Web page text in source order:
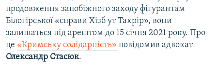
Усі сайти RFE/RL
продовження запобіжного заходу фігурантам
Білогірської «справи Хізб ут Тахрір», вони
залишаться під арештом до 15 січня 2021 року. Про
це «Кримську солідарність» повідомив адвокат
Олександр Стасюк.